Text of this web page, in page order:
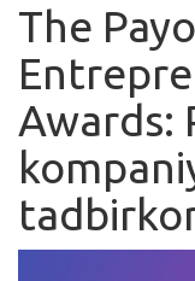
Ishlar
Kurslar
Blog
Yana
The
Awards: